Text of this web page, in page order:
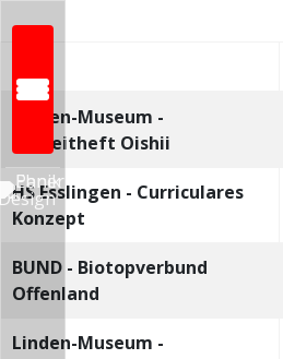
Beiträge
Linden-Museum -
Begleitheft Oishii
HS Esslingen - Curriculares
Konzept
BUND - Biotopverbund
Offenland
Linden-Museum -
Wer wir sind